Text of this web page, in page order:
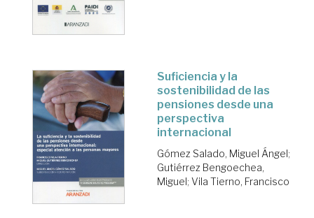
Suficiencia y la
sostenibilidad de las
pensiones desde una
perspectiva
internacional
Gómez Salado, Miguel Ángel;
Gutiérrez Bengoechea,
Miguel; Vila Tierno, Francisco